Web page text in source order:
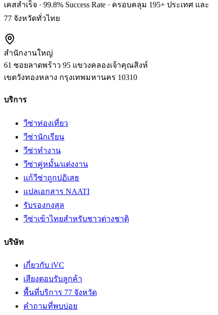
เคสสำเร็จ · 99.8% Success Rate · ครอบคลุม 195+ ประเทศ และ
77 จังหวัดทั่วไทย
สำนักงานใหญ่
61 ซอยลาดพร้าว 95 แขวงคลองเจ้าคุณสิงห์
เขตวังทองหลาง กรุงเทพมหานคร 10310
บริการ
วีซ่าท่องเที่ยว
วีซ่านักเรียน
วีซ่าทำงาน
วีซ่าคู่หมั้น/แต่งงาน
แก้วีซ่าถูกปฏิเสธ
แปลเอกสาร NAATI
รับรองกงสุล
วีซ่าเข้าไทยสำหรับชาวต่างชาติ
บริษัท
เกี่ยวกับ iVC
เสียงตอบรับลูกค้า
พื้นที่บริการ 77 จังหวัด
คำถามที่พบบ่อย